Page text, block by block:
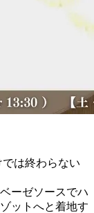
では終わらない
ーゼソースでハ
ットへと着地す